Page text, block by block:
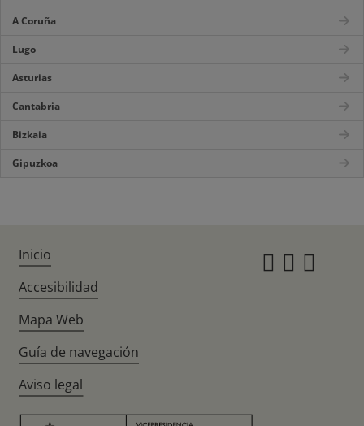
A Coruña
Lugo
Asturias
Cantabria
Bizkaia
Gipuzkoa
Inicio
Accesibilidad
Mapa Web
Guía de navegación
Aviso legal